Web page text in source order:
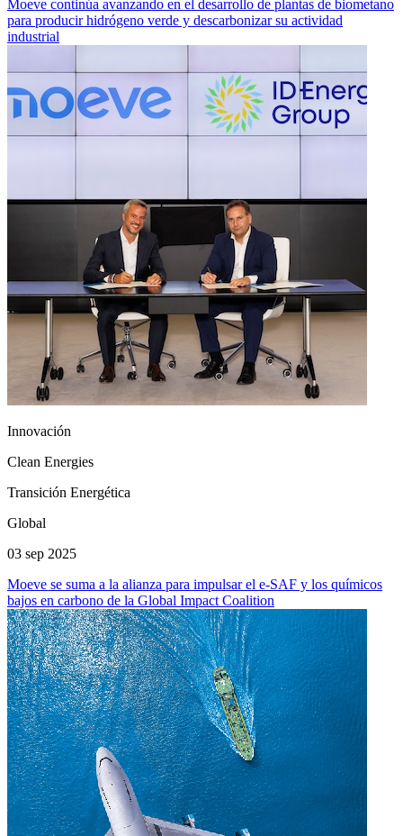
Moeve continúa avanzando en el desarrollo de plantas de biometano
para producir hidrógeno verde y descarbonizar su actividad
industrial
Innovación
Clean Energies
Transición Energética
Global
03 sep 2025
Moeve se suma a la alianza para impulsar el e-SAF y los químicos
bajos en carbono de la Global Impact Coalition